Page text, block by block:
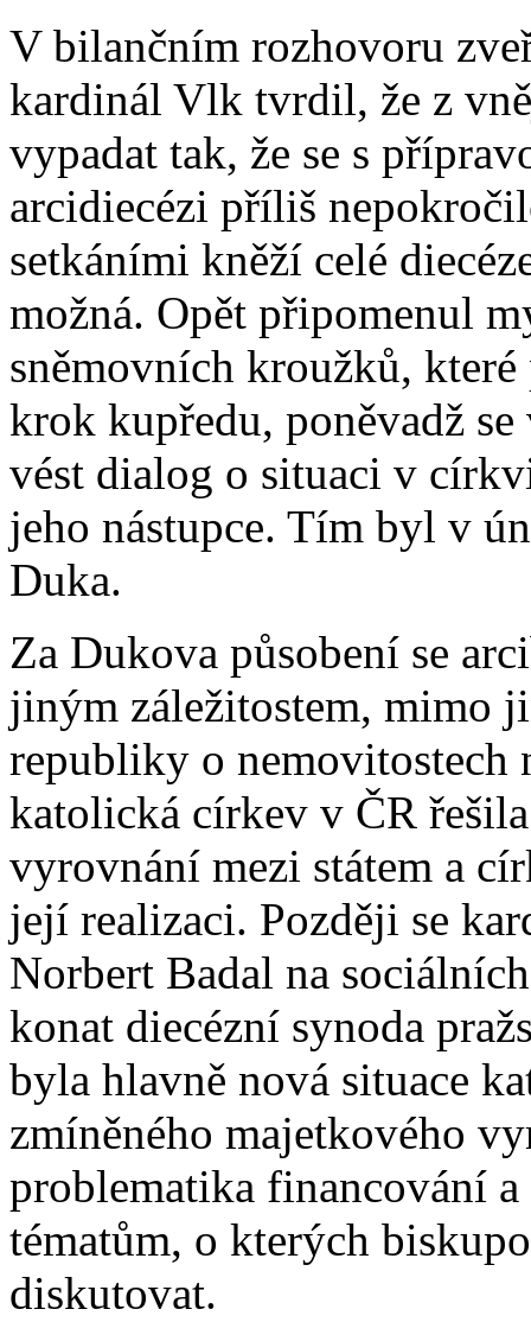
V bilančním rozhovoru
kardinál Vlk tvrdil, že z
vypadat tak, že se s
arcidiecézi příliš
setkáními kněží celé
možná. Opět připomenul
sněmovních kroužků,
krok kupředu, poněvadž
vést dialog o situaci v
jeho nástupce. Tím byl v
Duka.
Za Dukova působení se
jiným záležitostem, mimo
republiky o nemovitostech
katolická církev v ČR
vyrovnání mezi státem a
její realizaci. Později se
Norbert Badal na
konat diecézní synoda
byla hlavně nová situace
zmíněného majetkového
problematika financování
tématům, o kterých
diskutovat.